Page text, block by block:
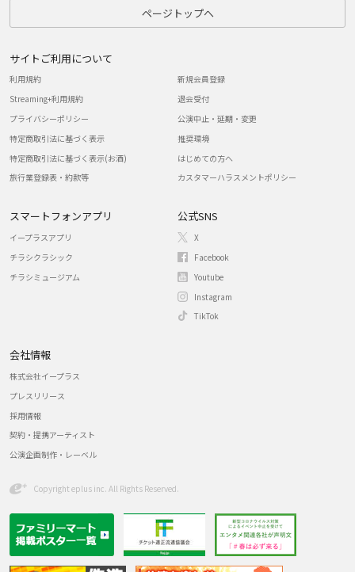
ページトップへ
サイトご利用について
利用規約
Streaming+利用規約
プライバシーポリシー
特定商取引法に基づく表示
特定商取引法に基づく表示(お酒)
旅行業登録表・約款等
新規会員登録
退会受付
公演中止・延期・変更
推奨環境
はじめての方へ
カスタマーハラスメントポリシー
スマートフォンアプリ
イープラスアプリ
チラシクラシック
チラシミュージアム
公式SNS
X
Facebook
Youtube
Instagram
TikTok
会社情報
株式会社イープラス
プレスリリース
採用情報
契約・提携アーティスト
公演企画制作・レーベル
Copyright eplus inc. All Rights Reserved.